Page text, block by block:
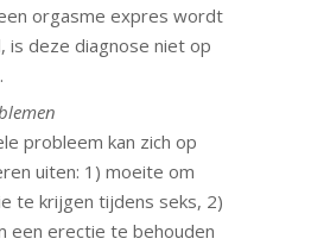
orgasme expres wordt
is deze diagnose niet op
probleem kan zich op
uiten: 1) moeite om
te krijgen tijdens seks, 2)
een erectie te behouden